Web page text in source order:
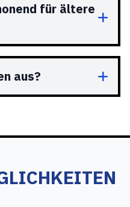
für ältere
aus?